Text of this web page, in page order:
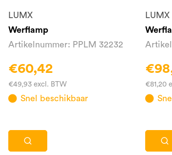
LUMX
Werflamp
Artikelnummer: PPLM 32232
€60,42
€49,93 excl. BTW
Snel beschikbaar
LUMX
€81,20